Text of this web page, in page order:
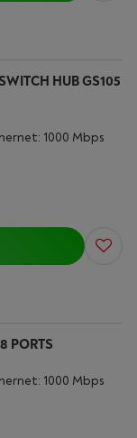
HUB GS105
1000 Mbps
PORTS
1000 Mbps